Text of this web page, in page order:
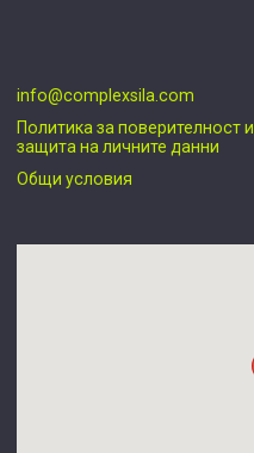
info@complexsila.com
Политика за поверителност и
защита на личните данни
Общи условия